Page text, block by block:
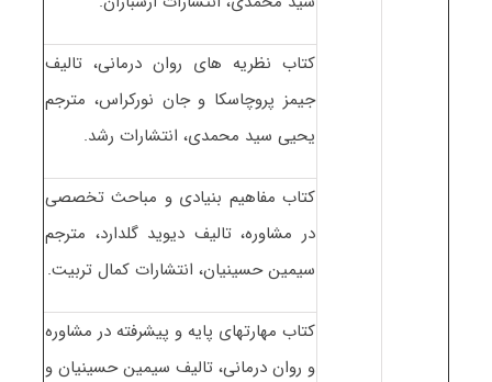
کتاب نظریه های روان درمانی، تالیف
جیمز پروچاسکا و جان نورکراس، مترجم
یحیی سید محمدی، انتشارات رشد.
کتاب مفاهیم بنیادی و مباحث تخصصی
در مشاوره، تالیف دیوید گلدارد، مترجم
سیمین حسینیان، انتشارات کمال تربیت.
کتاب مهارتهای پایه و پیشرفته در مشاوره
و روان درمانی، تالیف سیمین حسینیان و